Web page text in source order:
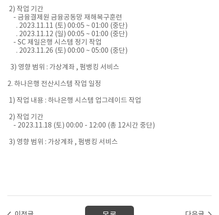
2) 작업 기간
- 금융결제원 금융공동망 재해복구훈련
. 2023.11.11 (토) 00:05 ~ 01:00 (중단)
. 2023.11.12 (일) 00:05 ~ 01:00 (중단)
- SC 제일은행 시스템 정기 작업
. 2023.11.26 (토) 00:00 ~ 05:00 (중단)
3) 영향 범위 : 가상계좌 , 펌뱅킹 서비스
2. 하나은행 전산시스템 작업 일정
1) 작업 내용 : 하나은행 시스템 업그레이드 작업
2) 작업 기간
- 2023.11.18 (토) 00:00 - 12:00 (총 12시간 중단)
3) 영향 범위 : 가상계좌 , 펌뱅킹 서비스